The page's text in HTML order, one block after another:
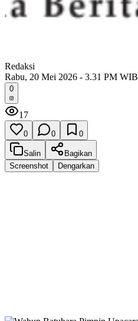
Redaksi
Rabu, 20 Mei 2026 - 3.31 PM WIB
0
17
0 0 0
Salin
Bagikan
Screenshot
Dengarkan